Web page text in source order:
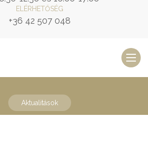
ELÉRHETŐSÉG
+36 42 507 048
Aktualitások